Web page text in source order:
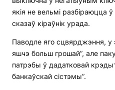
якія не вельмі разбіраюцца
сказаў кіраўнік урада.
Паводле яго сцвярджэння, у
яшчэ больш грошай”, але
патрэбы ў дадатковай
банкаўскай сістэмы”.